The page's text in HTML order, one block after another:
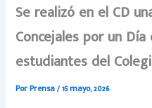
Se realizó en el CD
Concejales por un
estudiantes del
PorPrensa/15 mayo, 2026